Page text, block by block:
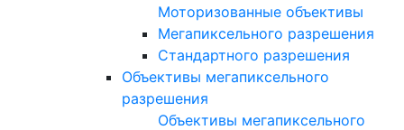
Моторизованные объективы
Мегапиксельного разрешения
Стандартного разрешения
Объективы мегапиксельного
разрешения
Объективы мегапиксельного